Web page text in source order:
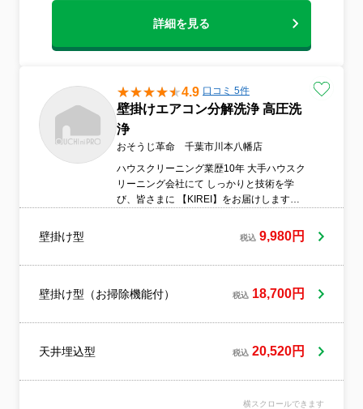
詳細を見る
4.9 口コミ 5件
壁掛けエアコン分解洗浄 高圧洗
浄
おそうじ革命 千葉市川本八幡店
ハウスクリーニング業歴10年 大手ハウスク
リーニング会社にて しっかりと技術を学
び、皆さまに 【KIREI】をお届けします。
待ちしております。 おそうじ革命 千葉市川
壁掛け型 税込 9,980円
壁掛け型（お掃除機能付） 税込 18,700円
天井埋込型 税込 20,520円
横スクロールできます